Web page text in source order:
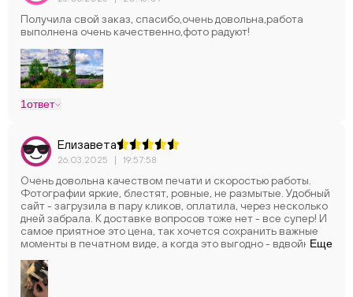
Получила свой заказ, спасибо,очень довольна,работа
выполнена очень качественно,фото радуют!
1ответ
Елизавета
26.03.2025 | 19:57:58
Очень довольна качеством печати и скоростью работы.
Фотографии яркие, блестят, ровные, не размытые. Удобный
сайт - загрузила в пару кликов, оплатила, через несколько
дней забрала. К доставке вопросов тоже нет - все супер! И
самое приятное это цена, так хочется сохранить важные
моменты в печатном виде, а когда это выгодно - вдвойнеЕще